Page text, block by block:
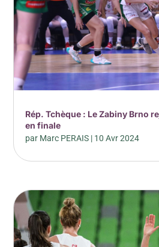
Rép. Tchèque : Le Zabiny Brno
en finale
par Marc PERAIS | 10 Avr 2024